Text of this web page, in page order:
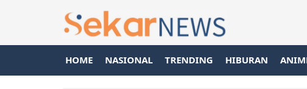
HOME NASIONAL TRENDING HIBURAN